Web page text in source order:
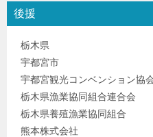
後援
栃木県
宇都宮市
宇都宮観光コンベンション協
栃木県漁業協同組合連合会
栃木県養殖漁業協同組合
熊本株式会社